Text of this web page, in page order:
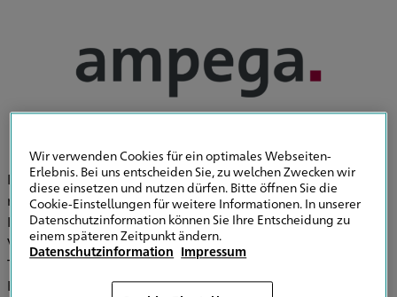
Die Ampega Investment GmbH verantwortet gemeinsam
mit der Talanx Asset Management GmbH und der Talanx
Immobilien Management GmbH die
Vermögensverwaltung bei den Finanzdienstleistungen im
Talanx-Konzern. Ampega ist die
Kapitalverwaltungsgesellschaft der Talanx AG und
Wir verwenden Cookies für ein optimales Webseiten-
Erlebnis. Bei uns entscheiden Sie, zu welchen Zwecken wir
diese einsetzen und nutzen dürfen. Bitte öffnen Sie die
Cookie-Einstellungen für weitere Informationen. In unserer
Datenschutzinformation können Sie Ihre Entscheidung zu
einem späteren Zeitpunkt ändern.
Datenschutzinformation Impressum